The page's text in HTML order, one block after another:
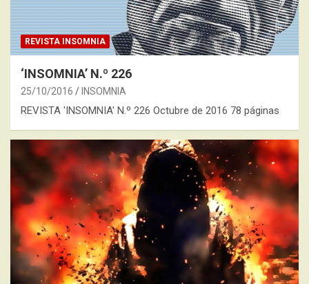
REVISTA INSOMNIA
‘INSOMNIA’ N.º 226
25/10/2016 INSOMNIA
REVISTA 'INSOMNIA' N.º 226 Octubre de 2016 78 páginas